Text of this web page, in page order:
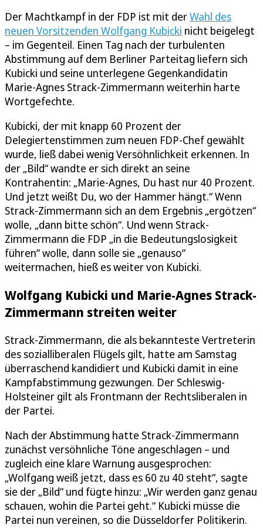
Der Machtkampf in der FDP ist mit derWahl des
neuen Vorsitzenden Wolfgang Kubicki nicht beigelegt
– im Gegenteil. Einen Tag nach der turbulenten
Abstimmung auf dem Berliner Parteitag liefern sich
Kubicki und seine unterlegene Gegenkandidatin
Marie-Agnes Strack-Zimmermann weiterhin harte
Wortgefechte.
Kubicki, der mit knapp 60 Prozent der
Delegiertenstimmen zum neuen FDP-Chef gewählt
wurde, ließ dabei wenig Versöhnlichkeit erkennen. In
der „Bild“ wandte er sich direkt an seine
Kontrahentin: „Marie-Agnes, Du hast nur 40 Prozent.
Und jetzt weißt Du, wo der Hammer hängt.“ Wenn
Strack-Zimmermann sich an dem Ergebnis „ergötzen“
wolle, „dann bitte schön“. Und wenn Strack-
Zimmermann die FDP „in die Bedeutungslosigkeit
führen“ wolle, dann solle sie „genauso“
weitermachen, hieß es weiter von Kubicki.
Wolfgang Kubicki und Marie-Agnes Strack-
Zimmermann streiten weiter
Strack-Zimmermann, die als bekannteste Vertreterin
des sozialliberalen Flügels gilt, hatte am Samstag
überraschend kandidiert und Kubicki damit in eine
Kampfabstimmung gezwungen. Der Schleswig-
Holsteiner gilt als Frontmann der Rechtsliberalen in
der Partei.
Nach der Abstimmung hatte Strack-Zimmermann
zunächst versöhnliche Töne angeschlagen – und
zugleich eine klare Warnung ausgesprochen:
„Wolfgang weiß jetzt, dass es 60 zu 40 steht“, sagte
sie der „Bild“ und fügte hinzu: „Wir werden ganz genau
schauen, wohin die Partei geht.“ Kubicki müsse die
Partei nun vereinen, so die Düsseldorfer Politikerin.